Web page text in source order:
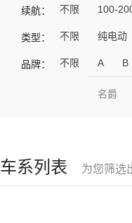
续航： 不限 100-
类型： 不限 纯电动
品牌： 不限 A B
名爵
车系列表 为您筛选